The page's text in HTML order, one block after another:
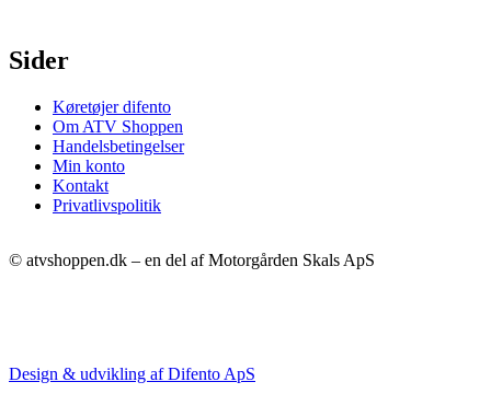
Sider
Køretøjer difento
Om ATV Shoppen
Handelsbetingelser
Min konto
Kontakt
Privatlivspolitik
© atvshoppen.dk – en del af Motorgården Skals ApS
Design & udvikling af Difento ApS